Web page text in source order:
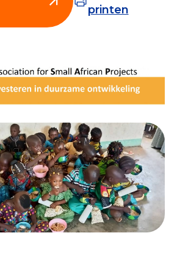
goede doelen
wervingrooster
vragen
Donatieplatformen
printen